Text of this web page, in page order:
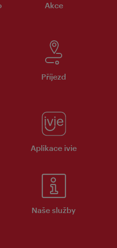
Akce
Příjezd
Aplikace ivie
Naše služby